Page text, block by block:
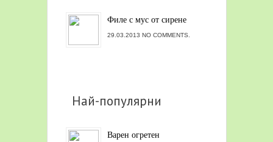
Филе с мус от сирене
29.03.2013 NO COMMENTS.
Най-популярни
Варен огретен